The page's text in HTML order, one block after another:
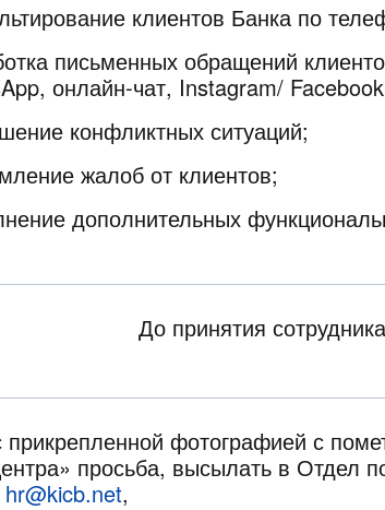
клиентов Банка по
письменных обращений
онлайн-чат, Instagram/
конфликтных ситуаций;
жалоб от клиентов;
дополнительных
До принятия сотрудника
фотографией с
просьба, высылать в Отдел
hr@kicb.net,